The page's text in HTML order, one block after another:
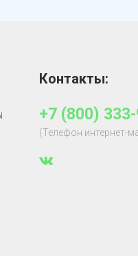
Контакты:
+7 (800)
(Телефон интернет-